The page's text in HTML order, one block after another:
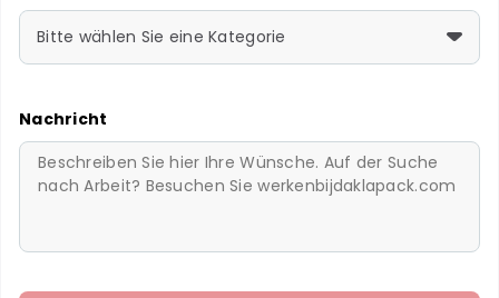
Bitte wählen Sie eine Kategorie
Nachricht